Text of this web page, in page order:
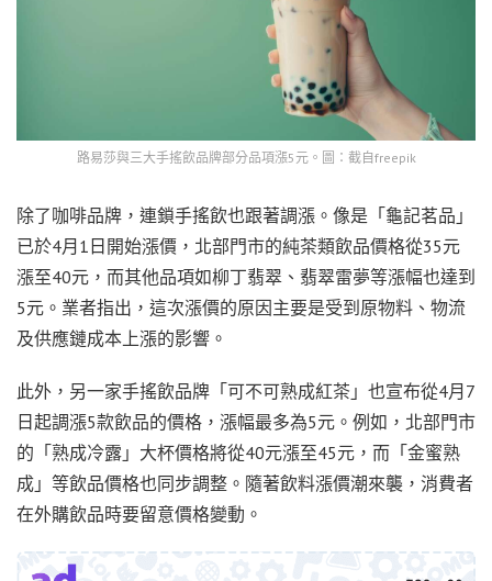
路易莎與三大手搖飲品牌部分品項漲5元。圖：截自freepik
除了咖啡品牌，連鎖手搖飲也跟著調漲。像是「龜記茗品」
已於4月1日開始漲價，北部門市的純茶類飲品價格從35元
漲至40元，而其他品項如柳丁翡翠、翡翠雷夢等漲幅也達到
5元。業者指出，這次漲價的原因主要是受到原物料、物流
及供應鏈成本上漲的影響。
此外，另一家手搖飲品牌「可不可熟成紅茶」也宣布從4月7
日起調漲5款飲品的價格，漲幅最多為5元。例如，北部門市
的「熟成冷露」大杯價格將從40元漲至45元，而「金蜜熟
成」等飲品價格也同步調整。隨著飲料漲價潮來襲，消費者
在外購飲品時要留意價格變動。 ​